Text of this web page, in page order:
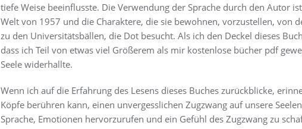
tiefe Weise beeinflusste. Die Verwendung der Sprache durch den Autor
Welt von 1957 und die Charaktere, die sie bewohnen, vorzustellen, von
zu den Universitätsbällen, die Dot besucht. Als ich den Deckel dieses
dass ich Teil von etwas viel Größerem als mir kostenlose bücher pdf
Seele widerhallte.
Wenn ich auf die Erfahrung des Lesens dieses Buches zurückblicke,
Köpfe berühren kann, einen unvergesslichen Zugzwang auf unsere
Sprache, Emotionen hervorzurufen und ein Gefühl des Zugzwang zu